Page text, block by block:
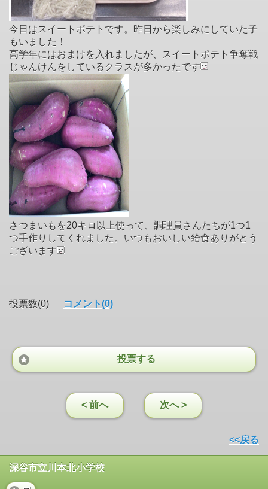
今日はスイートポテトです。昨日から楽しみにしていた子
もいました！
高学年にはおまけを入れましたが、スイートポテト争奪戦
じゃんけんをしているクラスが多かったです
さつまいもを20キロ以上使って、調理員さんたちが1つ1
つ手作りしてくれました。いつもおいしい給食ありがとう
ございます
投票数(0) コメント(0)
投票する
< 前へ 次へ >
<<戻る
深谷市立川本北小学校